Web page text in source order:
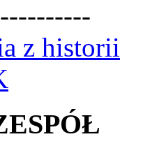
z historii